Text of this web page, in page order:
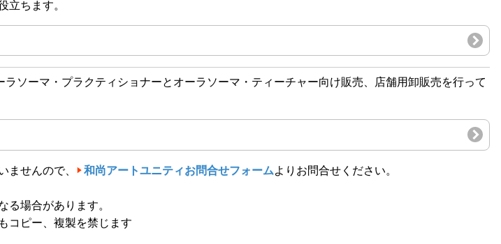
立ちます。
ソーマ・プラクティショナーとオーラソーマ・ティーチャー向け販売、店舗用卸販売を行って
ませんので、 和尚アートユニティお問合せフォームよりお問合せください。
る場合があります。
コピー、複製を禁じます